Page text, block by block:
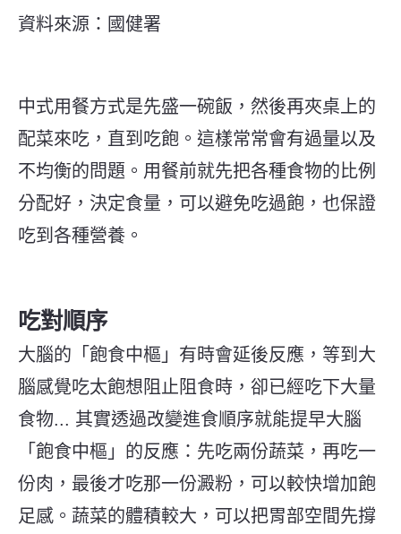
資料來源：國健署
中式用餐方式是先盛一碗飯，然後再夾桌上的
配菜來吃，直到吃飽。這樣常常會有過量以及
不均衡的問題。用餐前就先把各種食物的比例
分配好，決定食量，可以避免吃過飽，也保證
吃到各種營養。
吃對順序
大腦的「飽食中樞」有時會延後反應，等到大
腦感覺吃太飽想阻止阻食時，卻已經吃下大量
食物... 其實透過改變進食順序就能提早大腦
「飽食中樞」的反應：先吃兩份蔬菜，再吃一
份肉，最後才吃那一份澱粉，可以較快增加飽
足感。蔬菜的體積較大，可以把胃部空間先撐